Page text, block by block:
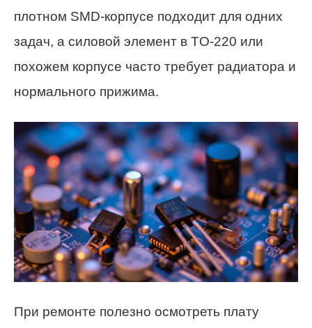
плотном SMD-корпусе подходит для одних
задач, а силовой элемент в TO-220 или
похожем корпусе часто требует радиатора и
нормального прижима.
При ремонте полезно осмотреть плату